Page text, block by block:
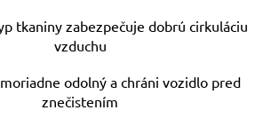
tkaniny zabezpečuje dobrú cirkuláciu
vzduchu
odolný a chráni vozidlo pred
znečistením